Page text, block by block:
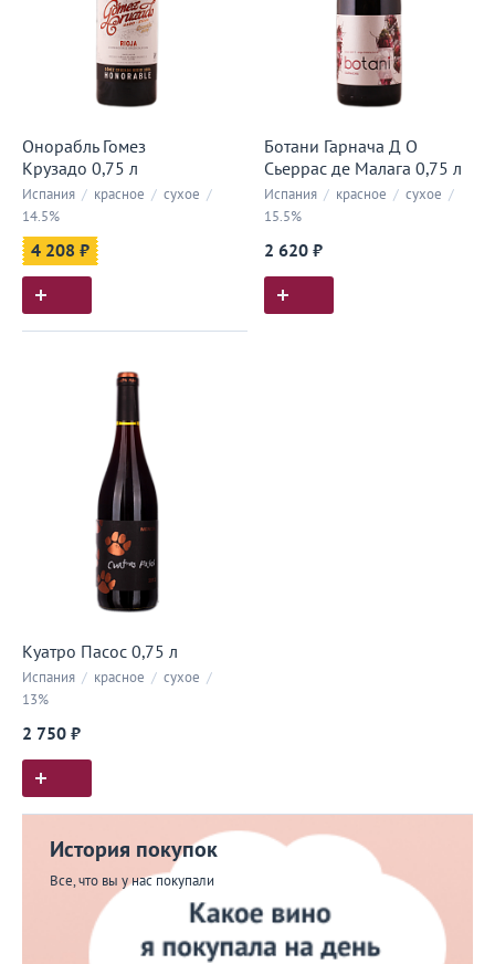
Онорабль Гомез
Крузадо 0,75 л
Испания / красное / сухое /
14.5%
4 208 ₽
Ботани Гарнача Д О
Сьеррас де Малага 0,75 л
Испания / красное / сухое /
15.5%
2 620 ₽
Куатро Пасос 0,75 л
Испания / красное / сухое /
13%
2 750 ₽
История покупок
Все, что вы у нас покупали